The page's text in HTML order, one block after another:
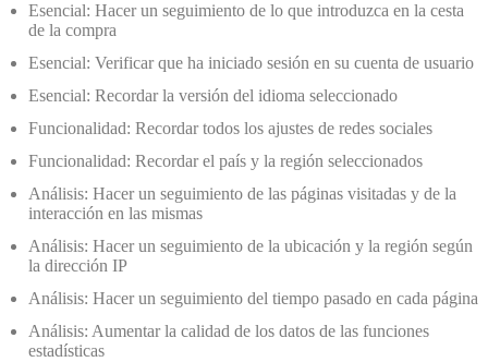
Esencial: Hacer un seguimiento de lo que introduzca en la cesta
de la compra
Esencial: Verificar que ha iniciado sesión en su cuenta de usuario
Esencial: Recordar la versión del idioma seleccionado
Funcionalidad: Recordar todos los ajustes de redes sociales
Funcionalidad: Recordar el país y la región seleccionados
Análisis: Hacer un seguimiento de las páginas visitadas y de la
interacción en las mismas
Análisis: Hacer un seguimiento de la ubicación y la región según
la dirección IP
Análisis: Hacer un seguimiento del tiempo pasado en cada página
Análisis: Aumentar la calidad de los datos de las funciones
estadísticas